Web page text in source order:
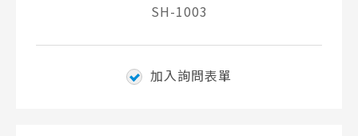
SH-1003
加入詢問表單